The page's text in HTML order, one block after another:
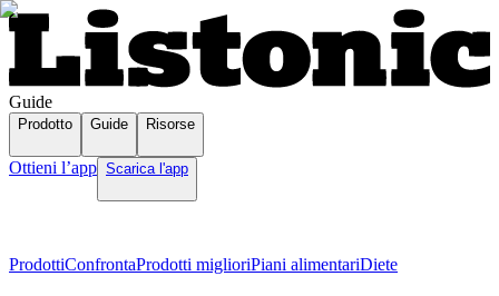
Guide
Prodotto Guide Risorse
Ottieni l’app Scarica l'app
ProdottiConfrontaProdotti miglioriPiani alimentariDiete